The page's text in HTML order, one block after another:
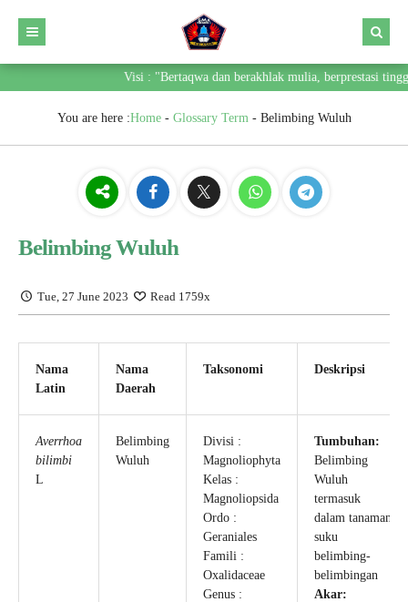
Visi : "Bertaqwa dan berakhlak mulia, berprestasi tinggi,
You are here :Home- Glossary Term- Belimbing Wuluh
Belimbing Wuluh
Tue, 27 June 2023 Read 1759x
Nama
Latin
Nama
Daerah
Taksonomi Deskripsi
Averrhoa
bilimbi
L
Belimbing
Wuluh
Divisi :
Magnoliophyta
Kelas :
Magnoliopsida
Ordo :
Geraniales
Famili :
Oxalidaceae
Genus :
Tumbuhan:
Belimbing
Wuluh
termasuk
dalam tanaman
suku
belimbing-
belimbingan
Akar: